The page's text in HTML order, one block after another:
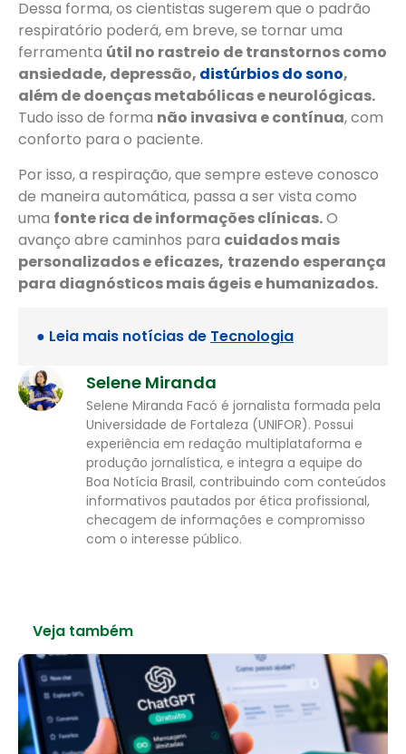
Dessa forma, os cientistas sugerem que o padrão
respiratório poderá, em breve, se tornar uma
ferramenta útil no rastreio de transtornos como
ansiedade, depressão, distúrbios do sono,
além de doenças metabólicas e neurológicas.
Tudo isso de forma não invasiva e contínua, com
conforto para o paciente.
Por isso, a respiração, que sempre esteve conosco
de maneira automática, passa a ser vista como
uma fonte rica de informações clínicas.O
avanço abre caminhos para cuidados mais
personalizados e eficazes, trazendo esperança
para diagnósticos mais ágeis e humanizados.
● Leia mais notícias de Tecnologia
Selene Miranda
Selene Miranda Facó é jornalista formada pela
Universidade de Fortaleza (UNIFOR). Possui
experiência em redação multiplataforma e
produção jornalística, e integra a equipe do
Boa Notícia Brasil, contribuindo com conteúdos
informativos pautados por ética profissional,
checagem de informações e compromisso
com o interesse público.
Veja também